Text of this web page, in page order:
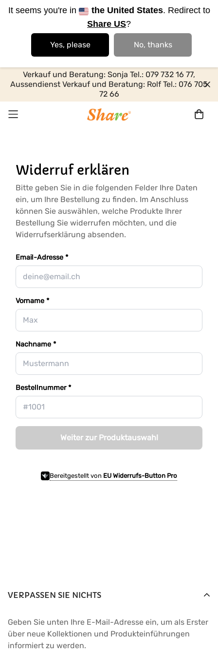
It seems you're in the United States. Redirect to
Share US?
Yes, please No, thanks
Verkauf und Beratung: Sonja Tel.: 079 732 16 77,
Aussendienst Verkauf und Beratung: Rolf Tel.: 076 705
72 66
Widerruf erklären
Bitte geben Sie in die folgenden Felder Ihre Daten
ein, um Ihre Bestellung zu finden. Im Anschluss
können Sie auswählen, welche Produkte Ihrer
Bestellung Sie widerrufen möchten, und die
Widerrufserklärung absenden.
Email-Adresse *
Vorname *
Nachname *
Bestellnummer *
Weiter zur Produktauswahl
Bereitgestellt von EU Widerrufs-Button Pro
VERPASSEN SIE NICHTS
Geben Sie unten Ihre E-Mail-Adresse ein, um als Erster
über neue Kollektionen und Produkteinführungen
informiert zu werden.